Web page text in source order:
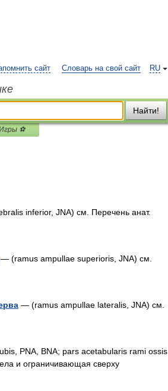
RU
сайт Словарь на свой сайт
Найти!
⚽
inferior, JNA) см. Перечень анат.
— (ramus ampullae superioris, JNA) см.
— (ramus ampullae lateralis, JNA) см.
PNA, BNA; pars acetabularis rami ossis
и ограничивающая сверху